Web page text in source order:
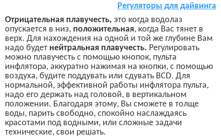
Регуляторы для дайвинга
Отрицательная плавучесть, это когда водолаз
опускается в низ, положительная, когда Вас тянет в
верх. Для нахождения на одной и той же глубине Вам
надо будет нейтральная плавучесть. Регулировать
можно плавучесть с помощью кнопок, пульта
инфлятора, аккуратно нажимая на кнопки, с помощью
воздуха, будите поддувать или сдувать BCD. Для
нормальной, эффективной работы инфлятора пульта,
надо его держать над головой, в вертикальном
положении. Благодаря этому, Вы сможете в толще
воды, парить свободно, спокойно наслаждаясь
красотами под водными, или сложные задачи
технические, свои решать.